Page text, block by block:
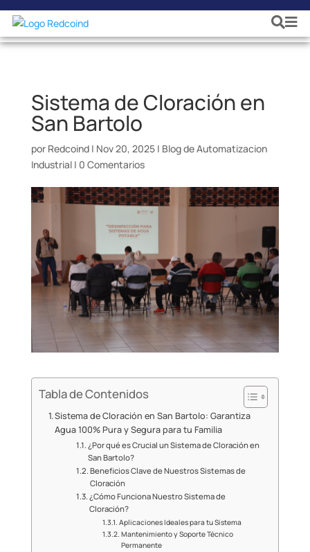
Sistema de Cloración en
San Bartolo
por Redcoind| Nov 20, 2025| Blog de Automatizacion
Industrial| 0 Comentarios
Tabla de Contenidos
Sistema de Cloración en San Bartolo: Garantiza
Agua 100% Pura y Segura para tu Familia
¿Por qué es Crucial un Sistema de Cloración en
San Bartolo?
Beneficios Clave de Nuestros Sistemas de
Cloración
¿Cómo Funciona Nuestro Sistema de
Cloración?
Aplicaciones Ideales para tu Sistema
Mantenimiento y Soporte Técnico
Permanente